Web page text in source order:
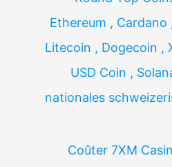
Ethereum ,
Litecoin , Dogecoin ,
USD Coin ,
nationales
Coûter 7XM